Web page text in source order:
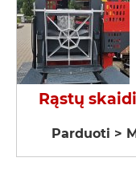
Rąstų
Parduoti >